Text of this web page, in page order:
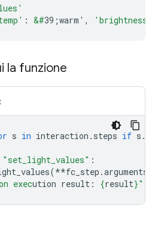
: &#39;warm' , 'brightness'
la funzione
s in interaction . steps if s .
"set_light_values" :
(**fc_step .arguments
execution result: {result}"